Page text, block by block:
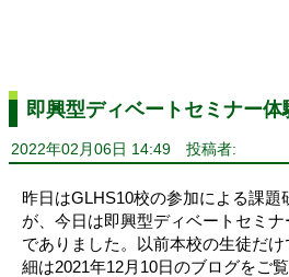
即興型ディベートセミナー体
2022年02月06日 14:49 投稿者:
昨日はGLHS10校の参加による課題
が、今日は即興型ディベートセミ
でありました。以前本校の生徒だ
細は2021年12月10日のブログをご